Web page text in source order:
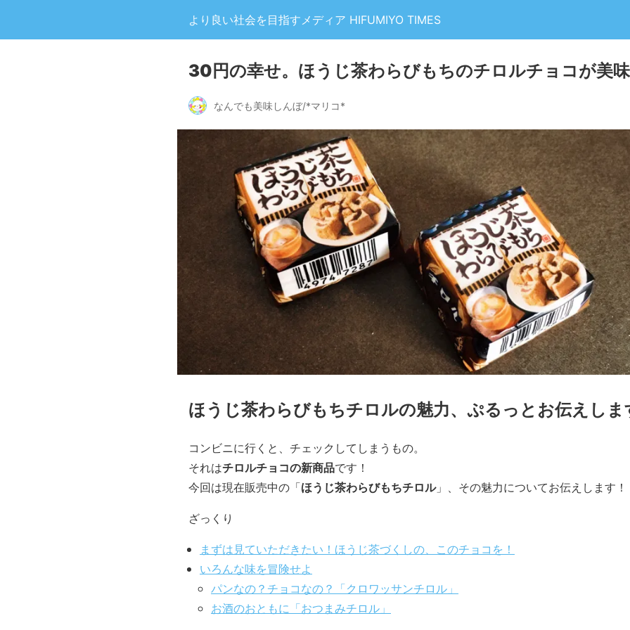
より良い社会を目指すメディア HIFUMIYO TIMES
30円の幸せ。ほうじ茶わらびもちのチロルチョコが美
なんでも美味しんぼ/*マリコ*
ほうじ茶わらびもちチロルの魅力、ぷるっとお伝えしま
コンビニに行くと、チェックしてしまうもの。
それはチロルチョコの新商品です！
今回は現在販売中の「ほうじ茶わらびもちチロル」、その魅力についてお伝えします！
ざっくり
まずは見ていただきたい！ほうじ茶づくしの、このチョコを！
いろんな味を冒険せよ
パンなの？チョコなの？「クロワッサンチロル」
お酒のおともに「おつまみチロル」